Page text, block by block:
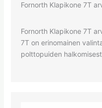
Fornorth Klapikone 7T
Fornorth Klapikone 7T
7T on erinomainen
polttopuiden